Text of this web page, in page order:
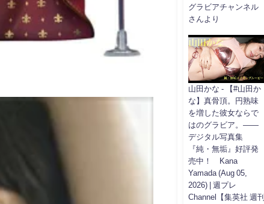
グラビアチャンネル
さんより
山田かな - 【#山田か
な】真骨頂。円熟味
を増した彼女ならで
はのグラビア。――
デジタル写真集
『純・無垢』好評発
売中！ Kana
Yamada (Aug 05,
2026) | 週プレ
Channel【集英社 週刊